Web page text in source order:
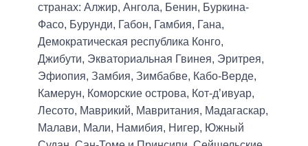
странах: Алжир, Ангола, Бенин, Буркина-
Фасо, Бурунди, Габон, Гамбия, Гана,
Демократическая республика Конго,
Джибути, Экваториальная Гвинея, Эритрея,
Эфиопия, Замбия, Зимбабве, Кабо-Верде,
Камерун, Коморские острова, Кот-д’ивуар,
Лесото, Маврикий, Мавритания, Мадагаскар,
Малави, Мали, Намибия, Нигер, Южный